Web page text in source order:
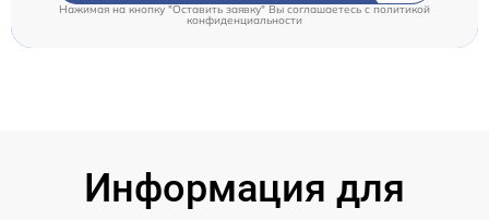
Нажимая на кнопку "Оставить заявку" Вы соглашаетесь cполитикой
конфиденциальности
Информация для